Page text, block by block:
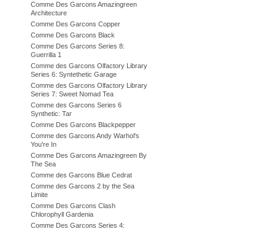
Comme Des Garcons Amazingreen
Architecture
Comme Des Garcons Copper
Comme Des Garcons Black
Comme Des Garcons Series 8:
Guerrilla 1
Comme des Garcons Olfactory Library
Series 6: Syntethetic Garage
Comme des Garcons Olfactory Library
Series 7: Sweet Nomad Tea
Comme des Garcons Series 6
Synthetic: Tar
Comme Des Garcons Blackpepper
Comme des Garcons Andy Warhol's
You're In
Comme Des Garcons Amazingreen By
The Sea
Comme des Garcons Blue Cedrat
Comme des Garcons 2 by the Sea
Limite
Comme Des Garcons Clash
Chlorophyll Gardenia
Comme Des Garcons Series 4: